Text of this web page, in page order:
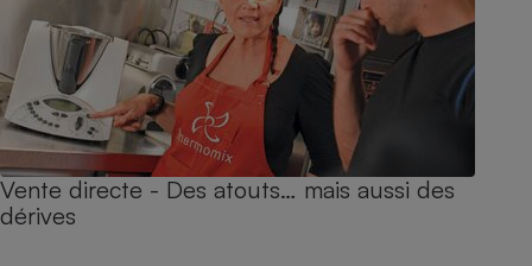
Vente directe - Des atouts… mais aussi des
dérives